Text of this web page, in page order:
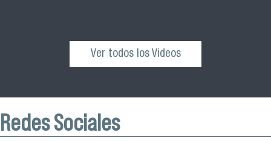
Ver todos los Videos
Redes Sociales